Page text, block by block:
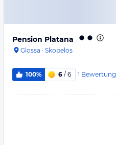
Pension Platana
Glossa · Skopelos
100% 6 / 6 1 Bewertung